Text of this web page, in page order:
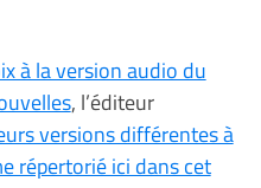
à la version audio du
, l’éditeur
versions différentes à
répertorié ici dans cet